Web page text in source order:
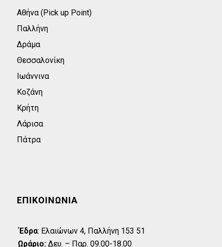
Αθήνα (Pick up Point)
Παλλήνη
Δράμα
Θεσσαλονίκη
Ιωάννινα
Κοζάνη
Κρήτη
Λάρισα
Πάτρα
ΕΠΙΚΟΙΝΩΝΊΑ
Έδρα: Eλαιώνων 4, Παλλήνη 153 51
Ωράριο: Δευ. – Παρ. 09.00-18.00